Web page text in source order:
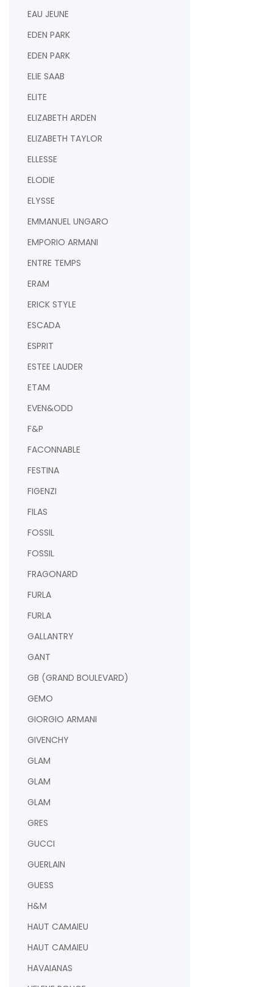
EAU JEUNE
EDEN PARK
EDEN PARK
ELIE SAAB
ELITE
ELIZABETH ARDEN
ELIZABETH TAYLOR
ELLESSE
ELODIE
ELYSSE
EMMANUEL UNGARO
EMPORIO ARMANI
ENTRE TEMPS
ERAM
ERICK STYLE
ESCADA
ESPRIT
ESTEE LAUDER
ETAM
EVEN&ODD
F&P
FACONNABLE
FESTINA
FIGENZI
FILAS
FOSSIL
FOSSIL
FRAGONARD
FURLA
FURLA
GALLANTRY
GANT
GB (GRAND BOULEVARD)
GEMO
GIORGIO ARMANI
GIVENCHY
GLAM
GLAM
GLAM
GRES
GUCCI
GUERLAIN
GUESS
H&M
HAUT CAMAIEU
HAUT CAMAIEU
HAVAIANAS